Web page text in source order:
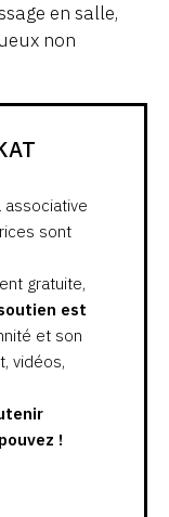
en salle,
non
associative
sont
gratuite,
est
et son
vidéos,
!